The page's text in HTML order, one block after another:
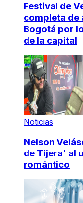
Festival de
completa de
Bogotá por
de la capital
Noticias
Nelson
de Tijera' al
romántico